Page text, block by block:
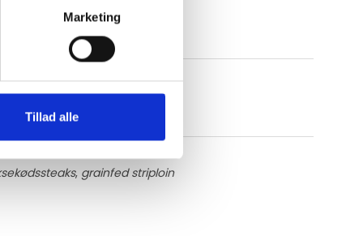
Marketing
Tillad alle
, grainfed striploin